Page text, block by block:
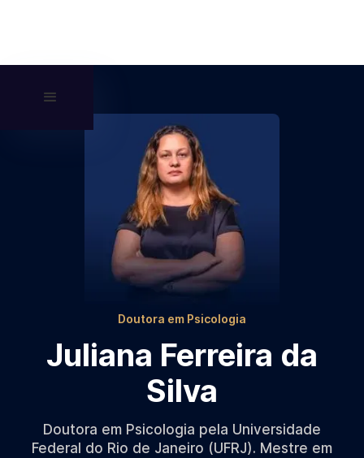
Doutora em Psicologia
Juliana Ferreira da
Silva
Doutora em Psicologia pela Universidade
Federal do Rio de Janeiro (UFRJ). Mestre em